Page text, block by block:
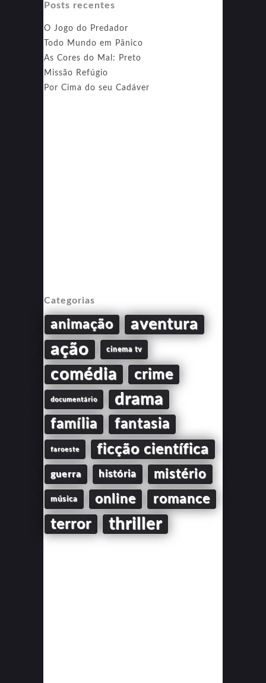
Posts recentes
O Jogo do Predador
Todo Mundo em Pânico
As Cores do Mal: Preto
Missão Refúgio
Por Cima do seu Cadáver
Categorias
animação aventura
ação cinema tv
comédia crime
documentário drama
família fantasia
faroeste ficção científica
guerra história mistério
música online romance
terror thriller